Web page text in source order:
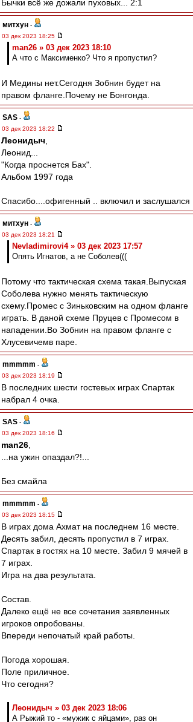
Бычки всё же дожали пуховых... 2:1
митхун -
03 дек 2023 18:25
man26 » 03 дек 2023 18:10
А что с Максименко? Что я пропустил?
И Медины нет.Сегодня Зобнин будет на
правом фланге.Почему не Бонгонда.
SAS -
03 дек 2023 18:22
Леонидыч
Леонид...
"Когда проснется Бах".
Альбом 1997 года
Спасибо....офигенный .. включил и заслушался
митхун -
03 дек 2023 18:21
Nevladimirovi4 » 03 дек 2023 17:57
Опять Игнатов, а не Соболев(((
Потому что тактическая схема такая.Выпуская
Соболева нужно менять тактическую
схему.Промес с Зиньковским на одном фланге
играть. В даной схеме Пруцев с Промесом в
нападении.Во Зобнин на правом фланге с
Хлусевичемв паре.
mmmmm -
03 дек 2023 18:19
В последних шести гостевых играх Спартак
набрал 4 очка.
SAS -
03 дек 2023 18:16
man26
...на ужин опаздал?!...
Без смайла
mmmmm -
03 дек 2023 18:15
В играх дома Ахмат на последнем 16 месте.
Десять забил, десять пропустил в 7 играх.
Спартак в гостях на 10 месте. Забил 9 мячей в
7 играх.
Игра на два результата.
Состав.
Далеко ещё не все сочетания заявленных
игроков опробованы.
Впереди непочатый край работы.
Погода хорошая.
Поле приличное.
Что сегодня?
Леонидыч » 03 дек 2023 18:06
А Рыжий то - «мужик с яйцами», раз он